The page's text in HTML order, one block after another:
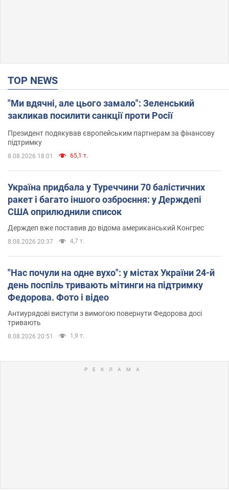
TOP NEWS
"Ми вдячні, але цього замало": Зеленський
закликав посилити санкції проти Росії
Президент подякував європейським партнерам за фінансову
підтримку
8.08.2026 18:01 65,1 т.
Україна придбала у Туреччини 70 балістичних
ракет і багато іншого озброєння: у Держдепі
США оприлюднили список
Держдеп вже поставив до відома американський Конгрес
8.08.2026 20:37 4,7 т.
"Нас почули на одне вухо": у містах України 24-й
день поспіль тривають мітинги на підтримку
Федорова. Фото і відео
Антиурядові виступи з вимогою повернути Федорова досі
тривають
8.08.2026 20:51 1,9 т.